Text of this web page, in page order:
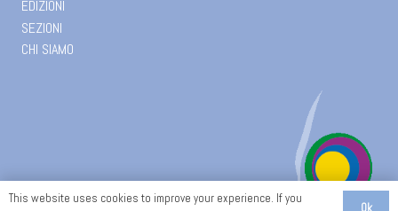
EDIZIONI
SEZIONI
CHI SIAMO
This website uses cookies to improve your experience. If you
Ok